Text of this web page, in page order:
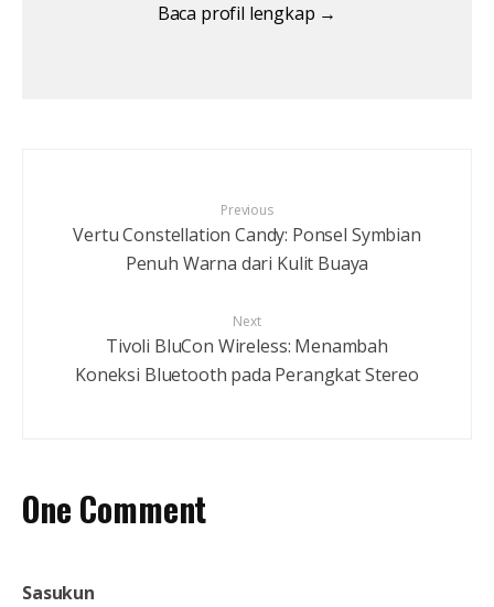
Baca profil lengkap →
Previous
Vertu Constellation Candy: Ponsel Symbian
Penuh Warna dari Kulit Buaya
Next
Tivoli BluCon Wireless: Menambah
Koneksi Bluetooth pada Perangkat Stereo
One Comment
Sasukun